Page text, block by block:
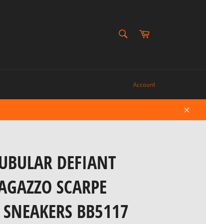
Carrello
Account
DEFIANT
SCARPE
BB5117